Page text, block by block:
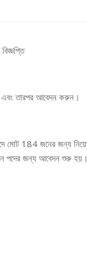
এবং তারপর আবেদন করুন।
মোট 184 জনের জন্য
পদের জন্য আবেদন শুরু